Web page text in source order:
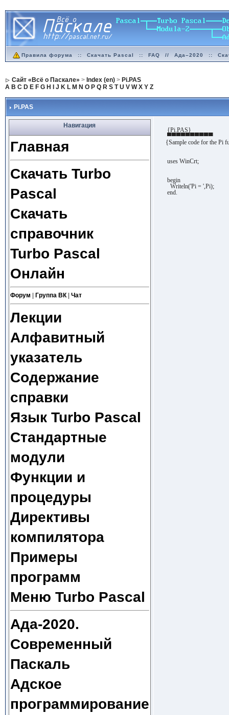
Правила форума :: Скачать Pascal :: FAQ // Ада–2020 ::
Сайт «Всё о Паскале» > Index (en)> Pi.PAS
A B C D E F G H J K L M N O P Q R S T U V W X Y Z
Pi.PAS
Навигация
Главная
Скачать Turbo
Pascal
Скачать
справочник
Turbo Pascal
Онлайн
Форум Группа ВК| Чат
Лекции
Алфавитный
указатель
Содержание
справки
Язык Turbo Pascal
Стандартные
модули
Функции и
процедуры
Директивы
компилятора
Примеры
программ
Меню Turbo Pascal
Ада-2020.
Современный
Паскаль
Адское
программирование
{Pi.PAS}
▀▀▀▀▀▀▀▀▀▀
{Sample code for the Pi
uses WinCrt;
begin
Writeln('Pi = ',Pi);
end.